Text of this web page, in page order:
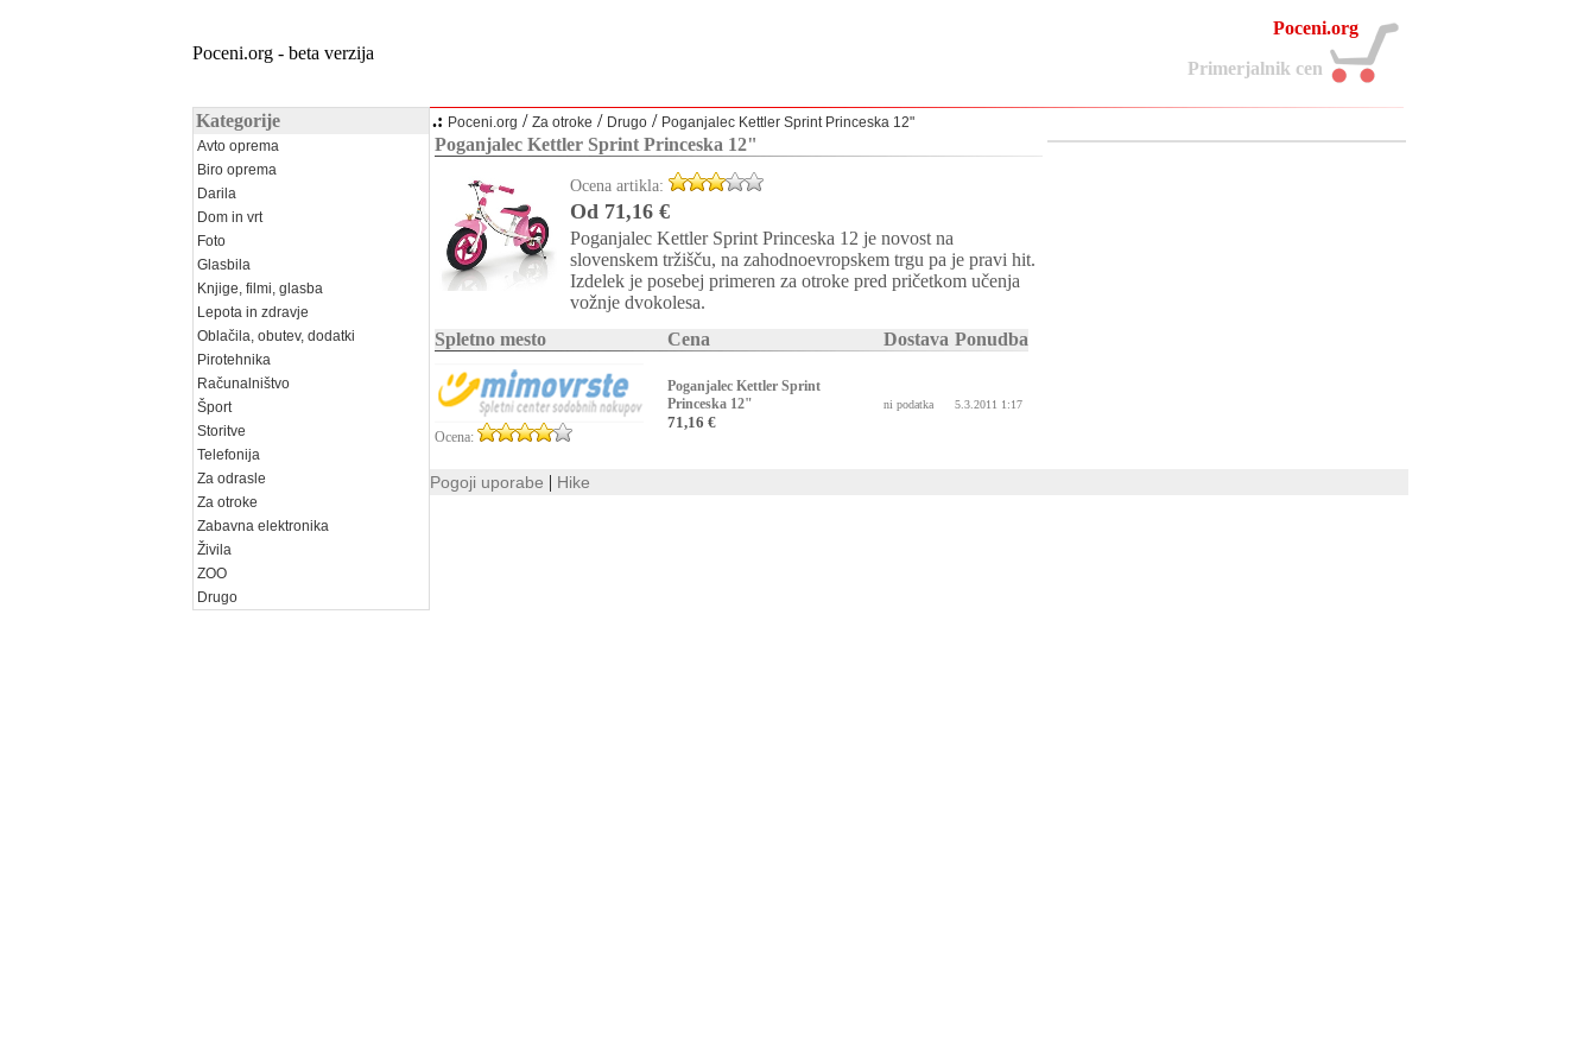
Poceni.org - beta verzija
Poceni.org
Primerjalnik cen
Kategorije
Avto oprema
Biro oprema
Darila
Dom in vrt
Foto
Glasbila
Knjige, filmi, glasba
Lepota in zdravje
Oblačila, obutev, dodatki
Pirotehnika
Računalništvo
Šport
Storitve
Telefonija
Za odrasle
Za otroke
Zabavna elektronika
Živila
ZOO
Drugo
.: Poceni.org / Za otroke / Drugo / Poganjalec Kettler Sprint Princeska 12"
Poganjalec Kettler Sprint Princeska 12"
Ocena artikla:
Od 71,16 €
Poganjalec Kettler Sprint Princeska 12 je novost na
slovenskem tržišču, na zahodnoevropskem trgu pa je pravi hit.
Izdelek je posebej primeren za otroke pred pričetkom učenja
vožnje dvokolesa.
Spletno mesto
Cena Dostava Ponudba
Ocena:
Poganjalec Kettler Sprint
Princeska 12"
71,16 €
ni podatka 5.3.2011 1:17
Pogoji uporabe | Hike